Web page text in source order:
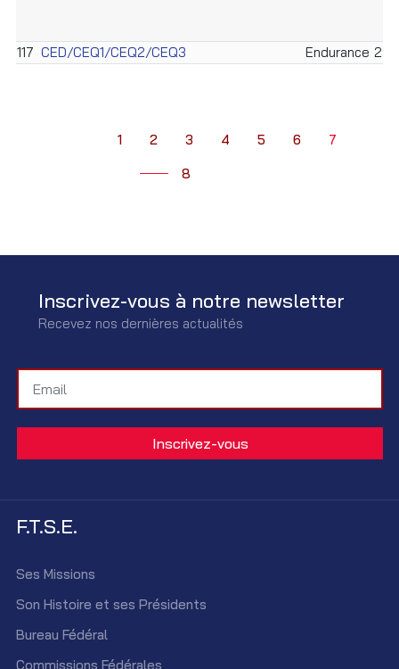
117 CED/CEQ1/CEQ2/CEQ3 Endurance 29/
1 2 3 4 5 6
7
8
Inscrivez-vous à notre newsletter
Recevez nos dernières actualités
F.T.S.E.
Ses Missions
Son Histoire et ses Présidents
Bureau Fédéral
Commissions Fédérales